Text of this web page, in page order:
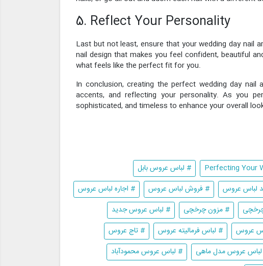
5. Reflect Your Personality
Last but not least, ensure that your wedding day nail
nail design that makes you feel confident, beautiful
what feels like the perfect fit for you.
In conclusion, creating the perfect wedding day nail
accents, and reflecting your personality. As you
sophisticated, and timeless to enhance your overall
# لباس عروس بابل
لباس عروس # فروش لباس عروس
# اجاره لباس عروس
# مزون چرخچی
# لباس عروس جدید
عروس # لباس فرمالیته عروس
# تاج عروس
عروس مدل ماهی
# لباس عروس محمودآباد